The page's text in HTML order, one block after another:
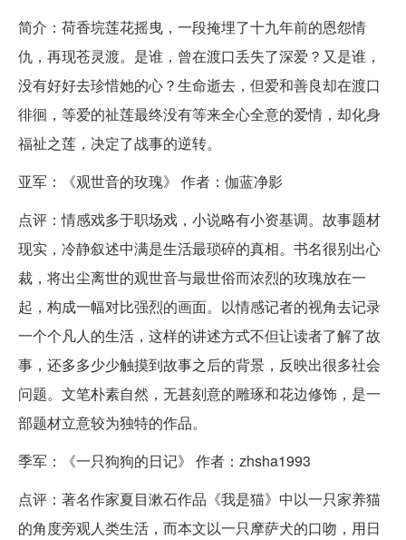
简介：荷香垸莲花摇曳，一段掩埋了十九年前的恩怨情
仇，再现苍灵渡。是谁，曾在渡口丢失了深爱？又是谁，
没有好好去珍惜她的心？生命逝去，但爱和善良却在渡口
徘徊，等爱的祉莲最终没有等来全心全意的爱情，却化身
福祉之莲，决定了战事的逆转。
亚军：《观世音的玫瑰》 作者：伽蓝净影
点评：情感戏多于职场戏，小说略有小资基调。故事题材
现实，冷静叙述中满是生活最琐碎的真相。书名很别出心
裁，将出尘离世的观世音与最世俗而浓烈的玫瑰放在一
起，构成一幅对比强烈的画面。以情感记者的视角去记录
一个个凡人的生活，这样的讲述方式不但让读者了解了故
事，还多多少少触摸到故事之后的背景，反映出很多社会
问题。文笔朴素自然，无甚刻意的雕琢和花边修饰，是一
部题材立意较为独特的作品。
季军：《一只狗狗的日记》 作者：zhsha1993
点评：著名作家夏目漱石作品《我是猫》中以一只家养猫
的角度旁观人类生活，而本文以一只摩萨犬的口吻，用日